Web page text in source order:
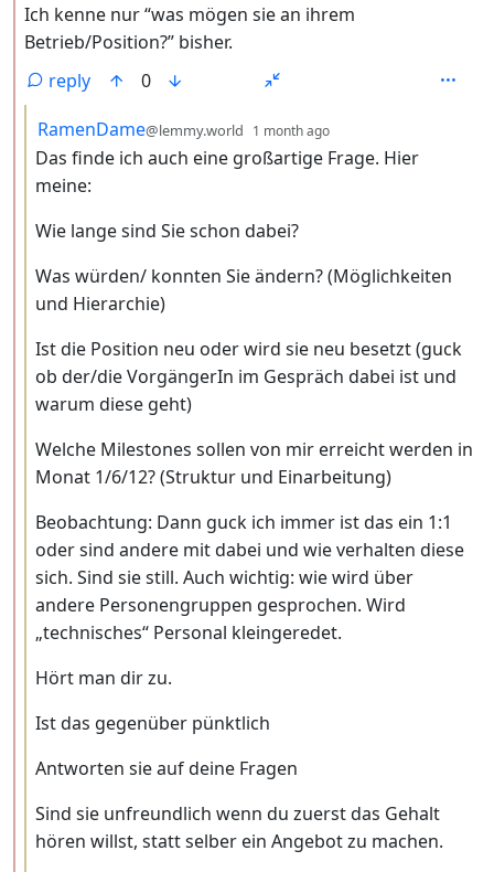
Ich kenne nur “was mögen sie an ihrem
Betrieb/Position?” bisher.
reply
0
by
RamenDame@lemmy.world 1 month ago
Das finde ich auch eine großartige Frage. Hier
meine:
Wie lange sind Sie schon dabei?
Was würden/ konnten Sie ändern? (Möglichkeiten
und Hierarchie)
Ist die Position neu oder wird sie neu besetzt (guck
ob der/die VorgängerIn im Gespräch dabei ist und
warum diese geht)
Welche Milestones sollen von mir erreicht werden in
Monat 1/6/12? (Struktur und Einarbeitung)
Beobachtung: Dann guck ich immer ist das ein 1:1
oder sind andere mit dabei und wie verhalten diese
sich. Sind sie still. Auch wichtig: wie wird über
andere Personengruppen gesprochen. Wird
„technisches“ Personal kleingeredet.
Hört man dir zu.
Ist das gegenüber pünktlich
Antworten sie auf deine Fragen
Sind sie unfreundlich wenn du zuerst das Gehalt
hören willst, statt selber ein Angebot zu machen.